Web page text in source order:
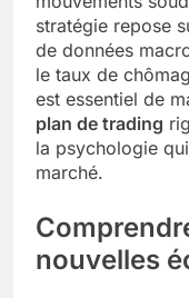
stratégie repose
de données
le taux de
est essentiel de
plan de trading
la psychologie
marché.
nouvelles